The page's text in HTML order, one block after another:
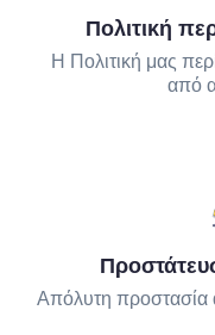
Πολιτική
Η Πολιτική μας
από
Απόλυτη προστασία